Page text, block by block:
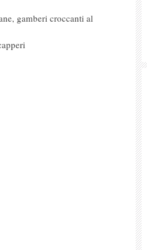
gamberi croccanti al